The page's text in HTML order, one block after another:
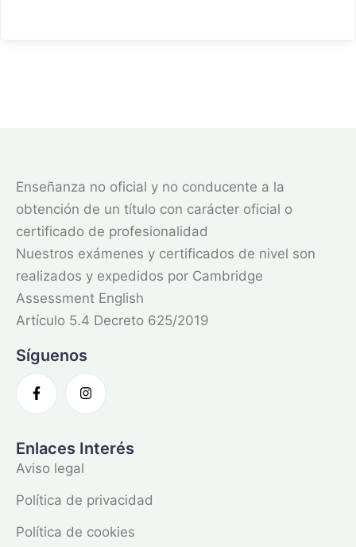
Enseñanza no oficial y no conducente a la
obtención de un título con carácter oficial o
certificado de profesionalidad
Nuestros exámenes y certificados de nivel son
realizados y expedidos por Cambridge
Assessment English
Artículo 5.4 Decreto 625/2019
Síguenos
Enlaces Interés
Aviso legal
Política de privacidad
Política de cookies